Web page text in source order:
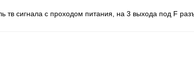
тв сигнала с проходом питания, на 3 выхода под F